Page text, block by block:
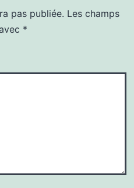
pas publiée. Les champs
*